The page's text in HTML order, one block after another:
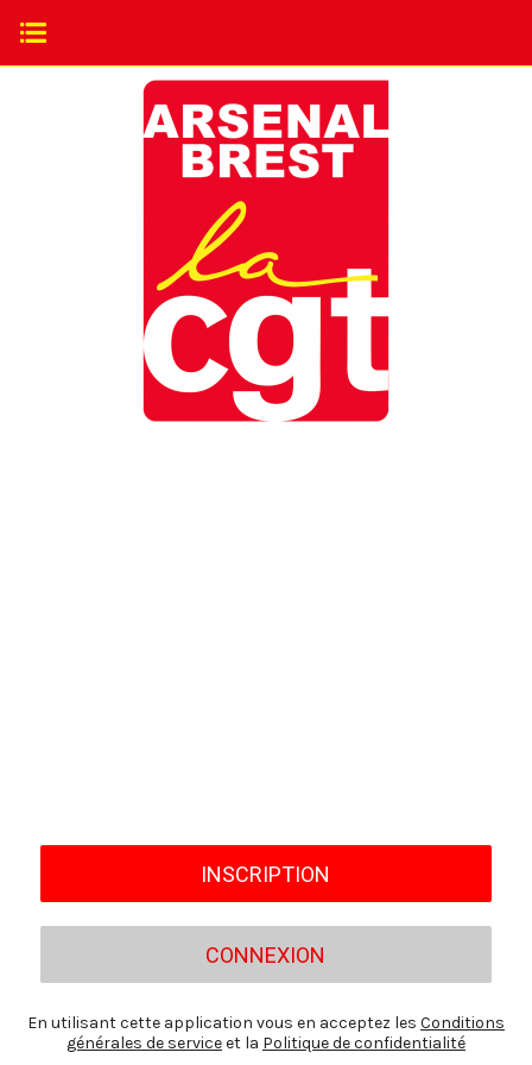
INSCRIPTION
CONNEXION
En utilisant cette application vous en acceptez les Conditions
générales de serviceet la Politique de confidentialité